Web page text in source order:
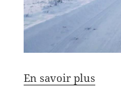
En savoir plus